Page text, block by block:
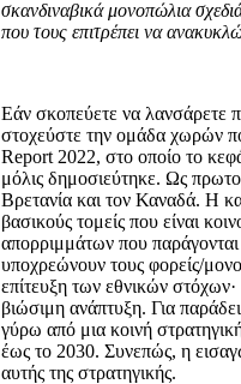
σκανδιναβικά μονοπώλια
που τους επιτρέπει να
Εάν σκοπεύετε να λανσάρετε
στοχεύστε την ομάδα χωρών
Report 2022, στο οποίο το
μόλις δημοσιεύτηκε. Ως
Βρετανία και τον Καναδά. Η
βασικούς τομείς που είναι
απορριμμάτων που
υποχρεώνουν τους φορείς/
επίτευξη των εθνικών
βιώσιμη ανάπτυξη. Για
γύρω από μια κοινή
έως το 2030. Συνεπώς, η
αυτής της στρατηγικής.